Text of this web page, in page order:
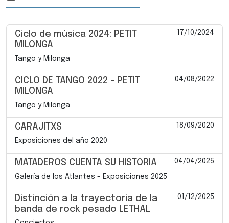
Ciclo de música 2024: PETIT
MILONGA
17/10/2024
Tango y Milonga
CICLO DE TANGO 2022 - PETIT
MILONGA
04/08/2022
Tango y Milonga
CARAJITXS 18/09/2020
Exposiciones del año 2020
MATADEROS CUENTA SU HISTORIA 04/04/2025
Galería de los Atlantes - Exposiciones 2025
Distinción a la trayectoria de la
banda de rock pesado LETHAL
01/12/2025